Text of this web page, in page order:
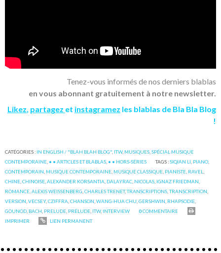
Tenez-vous informés de nos derniers blablas
en vous abonnant gratuitement à notre newsletter.
Likez partagez et instagramez les blablas de Bla Bla Blog
!
CATÉGORIES : IN ENGLISH / "BLAH BLAH BLOG", ITW, MUSIQUES,SPÉCIAL MUSIQUE
CONTEMPORAINE, • • ARTICLES ET BLABLAS, • • HORS-SÉRIES TAGS :SIQIAN LI, PIANO,
CONTEMPORAIN, MUSIQUE CONTEMPORAINE, MUSIQUE CLASSIQUE, PIANISTE, RAVEL,
CHINE,CHINOISE,ALEXANDER KORSANTIA, DALAYRAC, NICOLAS, IGNAZ FRIEDMAN,
ROMANCE,ALEXIS WEISSENBERG,CHARLES TRENET,TRANSCRIPTIONS,TRANSCRIPTION,
VERSION,VECSEY,CZIFFRA,CHANSON,WANG-HUA CHU,GERSHWIN, RHAPSODIE,
GOUNOD, BACH, PRELUDE, PRÉLUDE, ITW, INTERVIEW 0COMMENTAIRE
IMPRIMER
LIEN PERMANENT